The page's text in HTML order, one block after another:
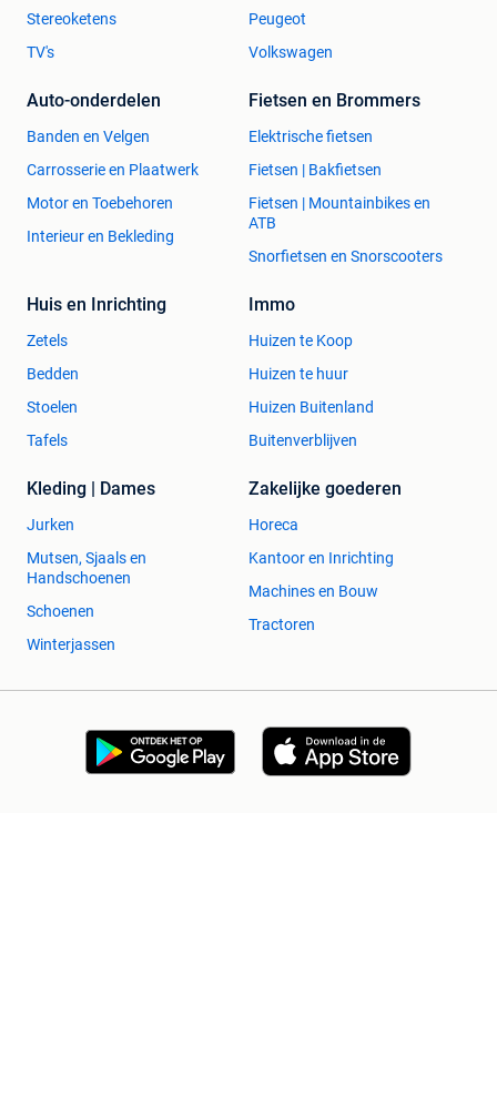
Stereoketens
TV's
Peugeot
Volkswagen
Auto-onderdelen
Banden en Velgen
Carrosserie en Plaatwerk
Motor en Toebehoren
Interieur en Bekleding
Fietsen en Brommers
Elektrische fietsen
Fietsen | Bakfietsen
Fietsen | Mountainbikes en
ATB
Snorfietsen en Snorscooters
Huis en Inrichting
Zetels
Bedden
Stoelen
Tafels
Immo
Huizen te Koop
Huizen te huur
Huizen Buitenland
Buitenverblijven
Kleding | Dames
Jurken
Mutsen, Sjaals en
Handschoenen
Schoenen
Winterjassen
Zakelijke goederen
Horeca
Kantoor en Inrichting
Machines en Bouw
Tractoren